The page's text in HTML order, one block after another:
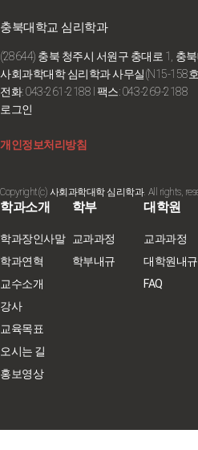
충북대학교 심리학과
(28644) 충북 청주시 서원구 충대로 1, 충
사회과학대학 심리학과 사무실(N15-158
전화: 043-261-2188 I 팩스: 043-269-2188
로그인
개인정보처리방침
Copyright(c) 사회과학대학 심리학과. All rights,
학과소개
학과장인사말
학과연혁
교수소개
강사
교육목표
오시는 길
홍보영상
학부
교과과정
학부내규
대학원
교과과정
대학원내규
FAQ